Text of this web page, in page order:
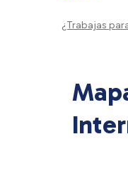
¿Trabajas